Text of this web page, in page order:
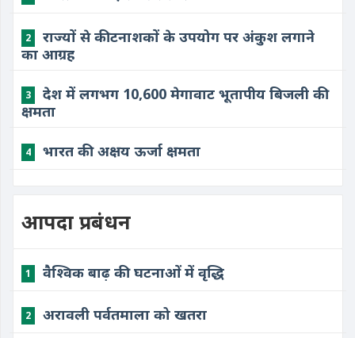
2
राज्यों से कीटनाशकों के उपयोग पर अंकुश लगाने
का आग्रह
3
​देश में लगभग 10,600 मेगावाट भूतापीय बिजली की
क्षमता
4 ​भारत की अक्षय ऊर्जा क्षमता
आपदा प्रबंधन
1 ​वैश्विक बाढ़ की घटनाओं में वृद्धि
2 अरावली पर्वतमाला को खतरा